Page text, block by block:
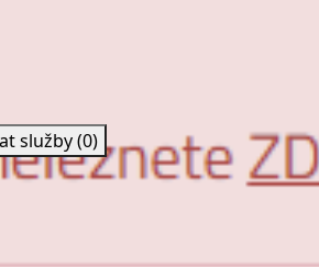
služby(0)